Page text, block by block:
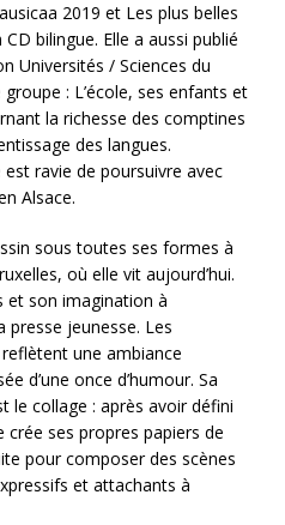
2019 et Les plus belles
bilingue. Elle a aussi publié
Universités / Sciences du
: L’école, ses enfants et
la richesse des comptines
des langues.
ravie de poursuivre avec
Alsace.
sous toutes ses formes à
où elle vit aujourd’hui.
et son imagination à
presse jeunesse. Les
une ambiance
d’une once d’humour. Sa
le collage : après avoir défini
ses propres papiers de
pour composer des scènes
et attachants à